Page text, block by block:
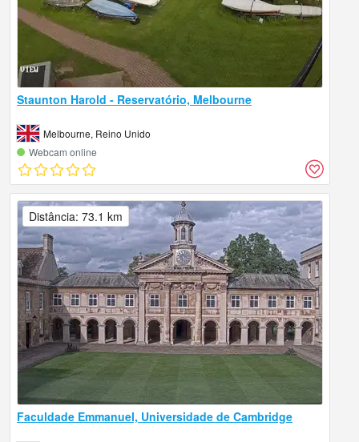
Staunton Harold - Reservatório, Melbourne
Melbourne, Reino Unido
Webcam online
Faculdade Emmanuel, Universidade de Cambridge
Distância: 73.1 km